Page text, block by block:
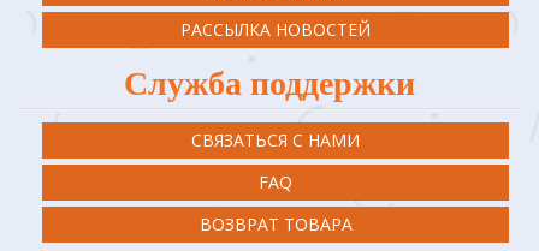
РАССЫЛКА НОВОСТЕЙ
Служба поддержки
СВЯЗАТЬСЯ С НАМИ
FAQ
ВОЗВРАТ ТОВАРА